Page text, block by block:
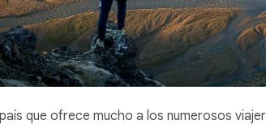
que ofrece mucho a los numerosos